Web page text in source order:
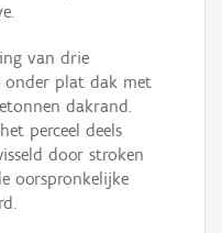
van drie
onder plat dak met
dakrand.
perceel deels
door stroken
oorspronkelijke